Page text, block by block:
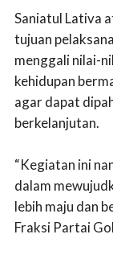
Saniatul Lativa
tujuan
menggali nilai-
kehidupan
agar dapat
berkelanjutan.
“Kegiatan ini
dalam
lebih maju dan
Fraksi Partai